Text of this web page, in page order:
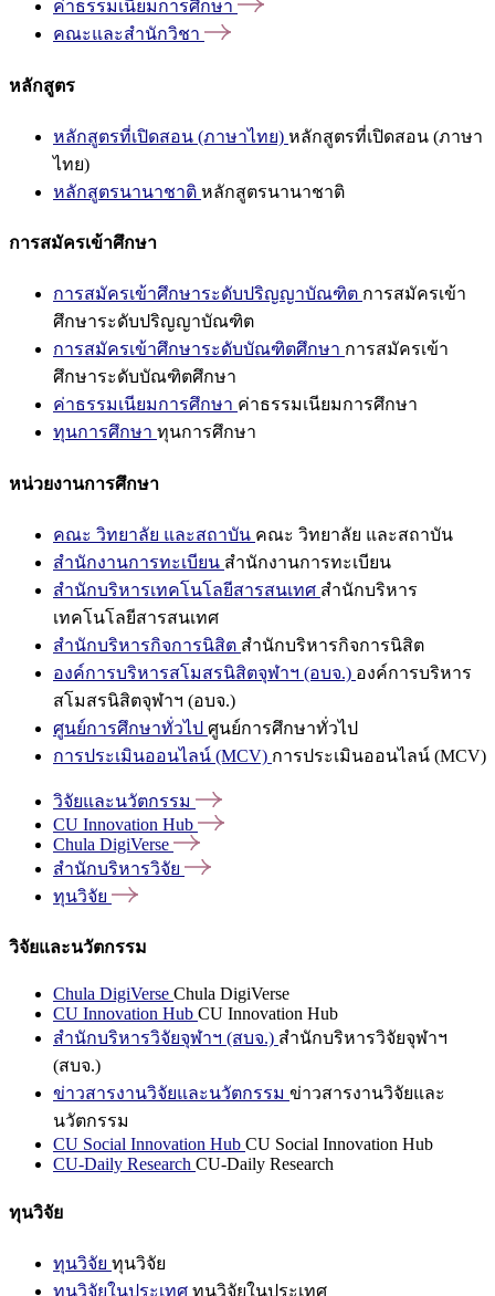
ค่าธรรมเนียมการศึกษา
คณะและสำนักวิชา
หลักสูตร
หลักสูตรที่เปิดสอน (ภาษาไทย) หลักสูตรที่เปิดสอน (ภาษา
ไทย)
หลักสูตรนานาชาติ หลักสูตรนานาชาติ
การสมัครเข้าศึกษา
การสมัครเข้าศึกษาระดับปริญญาบัณฑิต การสมัครเข้า
ศึกษาระดับปริญญาบัณฑิต
การสมัครเข้าศึกษาระดับบัณฑิตศึกษา การสมัครเข้า
ศึกษาระดับบัณฑิตศึกษา
ค่าธรรมเนียมการศึกษา ค่าธรรมเนียมการศึกษา
ทุนการศึกษา ทุนการศึกษา
หน่วยงานการศึกษา
คณะ วิทยาลัย และสถาบัน คณะ วิทยาลัย และสถาบัน
สำนักงานการทะเบียน สำนักงานการทะเบียน
สำนักบริหารเทคโนโลยีสารสนเทศ สำนักบริหาร
เทคโนโลยีสารสนเทศ
สำนักบริหารกิจการนิสิต สำนักบริหารกิจการนิสิต
องค์การบริหารสโมสรนิสิตจุฬาฯ (อบจ.) องค์การบริหาร
สโมสรนิสิตจุฬาฯ (อบจ.)
ศูนย์การศึกษาทั่วไป ศูนย์การศึกษาทั่วไป
การประเมินออนไลน์ (MCV) การประเมินออนไลน์ (MCV)
วิจัยและนวัตกรรม
CU Innovation Hub
Chula DigiVerse
สำนักบริหารวิจัย
ทุนวิจัย
วิจัยและนวัตกรรม
Chula DigiVerse Chula DigiVerse
CU Innovation Hub CU Innovation Hub
สำนักบริหารวิจัยจุฬาฯ (สบจ.) สำนักบริหารวิจัยจุฬาฯ
(สบจ.)
ข่าวสารงานวิจัยและนวัตกรรม ข่าวสารงานวิจัยและ
นวัตกรรม
CU Social Innovation Hub CU Social Innovation Hub
CU-Daily Research CU-Daily Research
ทุนวิจัย
ทุนวิจัย ทุนวิจัย
ทุนวิจัยในประเทศ ทุนวิจัยในประเทศ